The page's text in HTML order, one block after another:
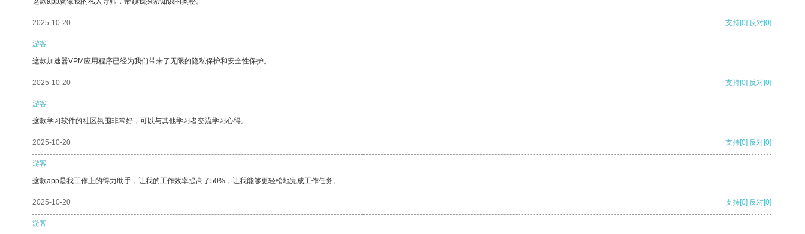
2025-10-20 支持[0] 反对[0]
游客
这款加速器VPM应用程序已经为我们带来了无限的隐私保护和安全性保护。
2025-10-20 支持[0] 反对[0]
游客
这款学习软件的社区氛围非常好，可以与其他学习者交流学习心得。
2025-10-20 支持[0] 反对[0]
游客
这款app是我工作上的得力助手，让我的工作效率提高了50%，让我能够更轻松地完成工作任务。
2025-10-20 支持[0] 反对[0]
游客